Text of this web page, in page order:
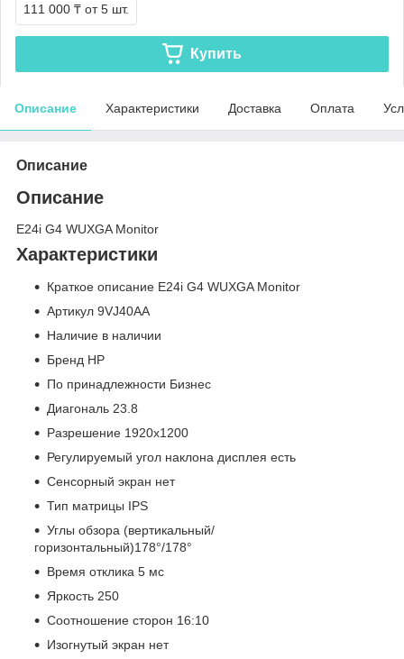
111 000 ₸ от 5 шт.
Купить
Описание Характеристики Доставка Оплата
Описание
Описание
E24i G4 WUXGA Monitor
Характеристики
Краткое описание E24i G4 WUXGA Monitor
Артикул 9VJ40AA
Наличие в наличии
Бренд HP
По принадлежности Бизнес
Диагональ 23.8
Разрешение 1920x1200
Регулируемый угол наклона дисплея есть
Сенсорный экран нет
Тип матрицы IPS
Углы обзора (вертикальный/
горизонтальный)178°/178°
Время отклика 5 мс
Яркость 250
Соотношение сторон 16:10
Изогнутый экран нет